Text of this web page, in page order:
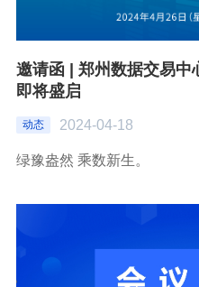
邀请函 | 郑州数据交易中
即将盛启
动态 2024-04-18
绿豫盎然 乘数新生。